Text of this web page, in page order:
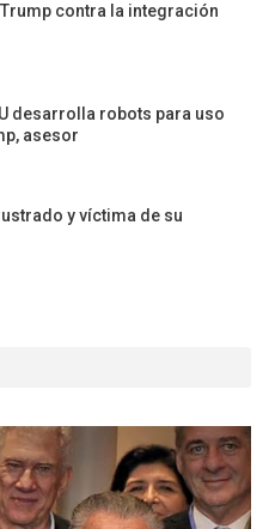
contra la integración
desarrolla robots para uso
asesor
y víctima de su